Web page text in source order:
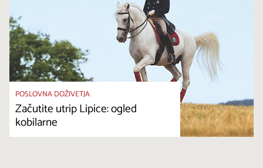
POSLOVNA DOŽIVETJA
Začutite utrip Lipice: ogled
kobilarne